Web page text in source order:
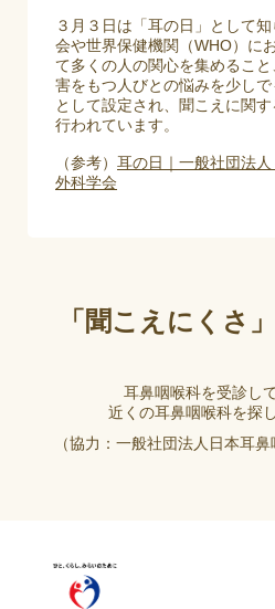
３月３日は「耳の日」として
会や世界保健機関（WHO）に
て多くの人の関心を集めるこ
害をもつ人びとの悩みを少し
として設定され、聞こえに関
行われています。
（参考） 耳の日｜一般社団法
外科学会​​
「聞こえにくさ
耳鼻咽喉科を受診し
近くの耳鼻咽喉科を探
（協力：一般社団法人日本耳